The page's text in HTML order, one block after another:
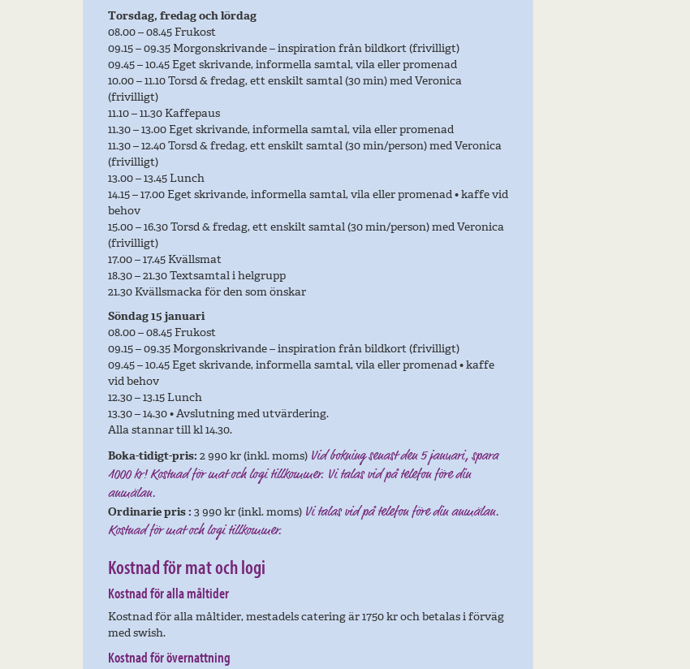
Torsdag, fredag och lördag
08.00 – 08.45 Frukost
09.15 – 09.35 Morgonskrivande – inspiration från bildkort (frivilligt)
09.45 – 10.45 Eget skrivande, informella samtal, vila eller promenad
10.00 – 11.10 Torsd & fredag, ett enskilt samtal (30 min) med Veronica
(frivilligt)
11.10 – 11.30 Kaffepaus
11.30 – 13.00 Eget skrivande, informella samtal, vila eller promenad
11.30 – 12.40 Torsd & fredag, ett enskilt samtal (30 min/person) med Veronica
(frivilligt)
13.00 – 13.45 Lunch
14.15 – 17.00 Eget skrivande, informella samtal, vila eller promenad • kaffe vid
behov
15.00 – 16.30 Torsd & fredag, ett enskilt samtal (30 min/person) med Veronica
(frivilligt)
17.00 – 17.45 Kvällsmat
18.30 – 21.30 Textsamtal i helgrupp
21.30 Kvällsmacka för den som önskar
Söndag 15 januari
08.00 – 08.45 Frukost
09.15 – 09.35 Morgonskrivande – inspiration från bildkort (frivilligt)
09.45 – 10.45 Eget skrivande, informella samtal, vila eller promenad • kaffe
vid behov
12.30 – 13.15 Lunch
13.30 – 14.30 • Avslutning med utvärdering.
Alla stannar till kl 14.30.
Boka-tidigt-pris: 2 990 kr (inkl. moms) Vid bokning senast den 5 januari, spara
1000 kr! Kostnad för mat och logi tillkommer. Vi talas vid på telefon före din
anmälan.
Ordinarie pris : 3 990 kr (inkl. moms) Vi talas vid på telefon före din anmälan.
Kostnad för mat och logi tillkommer.
Kostnad för mat och logi
Kostnad för alla måltider
Kostnad för alla måltider, mestadels catering är 1750 kr och betalas i förväg
med swish.
Kostnad för övernattning